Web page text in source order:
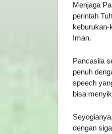
Menjaga
perintah
keburukan-
Iman.
Pancasila
penuh
speech
bisa
dengan